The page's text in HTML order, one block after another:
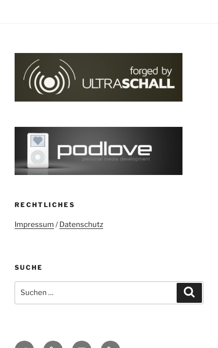
RECHTLICHES
Impressum / Datenschutz
SUCHE
nach: